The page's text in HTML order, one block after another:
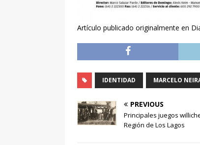
Artículo publicado originalmente en
IDENTIDAD MARCELO
PREVIOUS
Principales juegos
Región de Los Lagos